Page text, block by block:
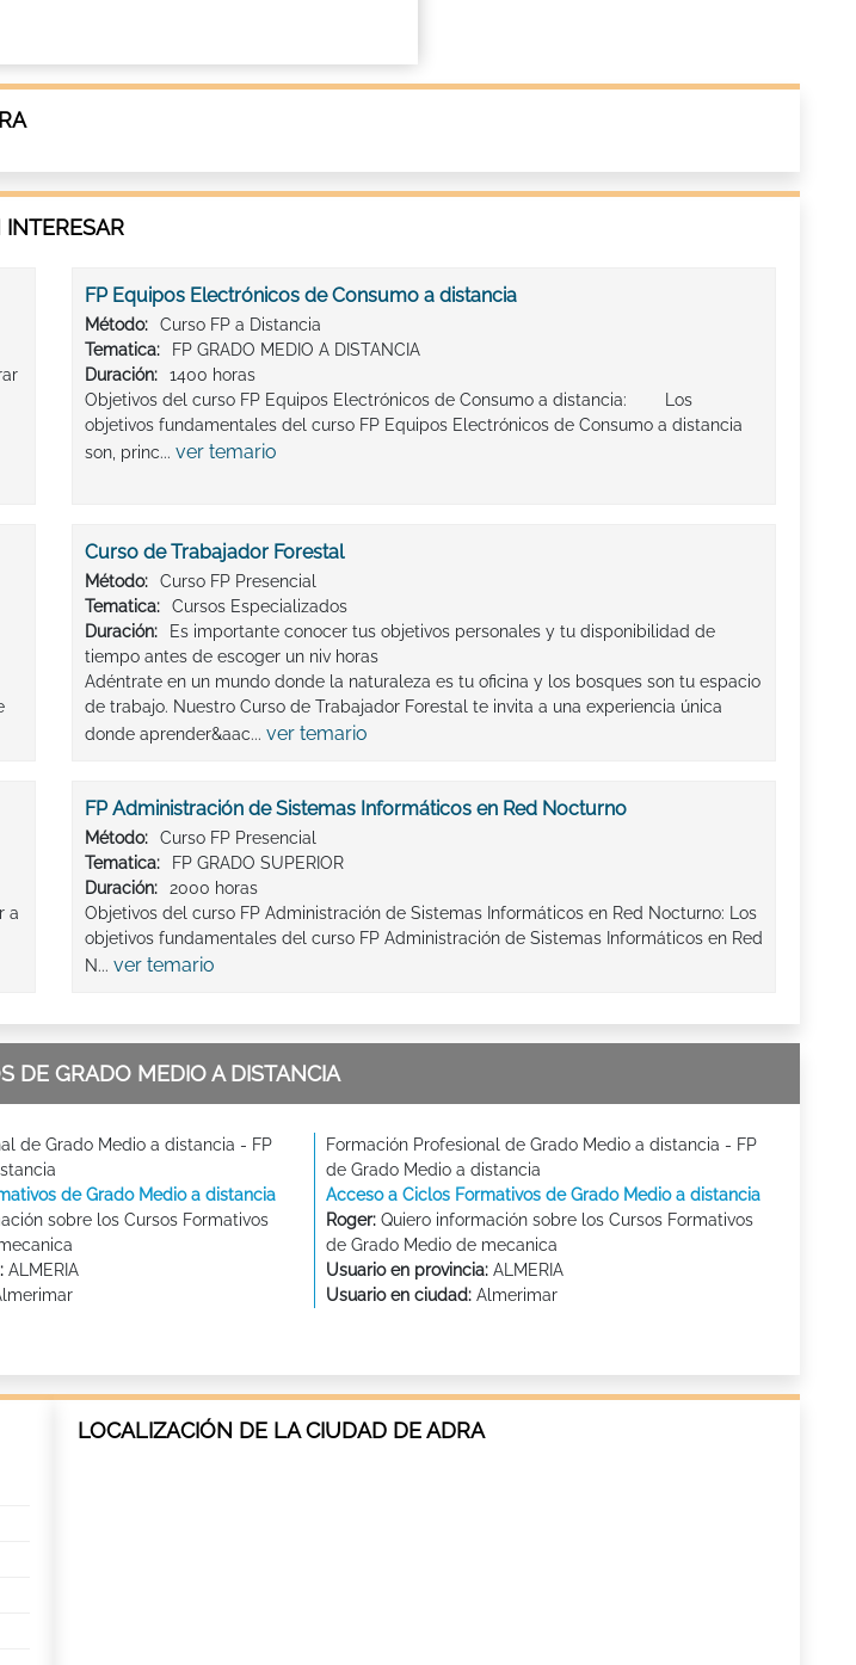
FP Equipos Electrónicos de Consumo a distancia
Método:
Curso FP a Distancia
Tematica:
FP GRADO MEDIO A DISTANCIA
Duración:
1400 horas
Objetivos del curso FP Equipos Electrónicos de Consumo a distancia: Los
objetivos fundamentales del curso FP Equipos Electrónicos de Consumo a distancia
son, princ... ver temario
Curso de Trabajador Forestal
Método:
Curso FP Presencial
Tematica:
Cursos Especializados
Duración:
Es importante conocer tus objetivos personales y tu disponibilidad de
tiempo antes de escoger un niv horas
Adéntrate en un mundo donde la naturaleza es tu oficina y los bosques son tu espacio
de trabajo. Nuestro Curso de Trabajador Forestal te invita a una experiencia única
donde aprender&aac... ver temario
a
FP Administración de Sistemas Informáticos en Red Nocturno
Método:
Curso FP Presencial
Tematica:
FP GRADO SUPERIOR
Duración:
2000 horas
Objetivos del curso FP Administración de Sistemas Informáticos en Red Nocturno: Los
objetivos fundamentales del curso FP Administración de Sistemas Informáticos en Red
N... ver temario
DE GRADO MEDIO A DISTANCIA
de Grado Medio a distancia - FP
de Grado Medio a distancia
sobre los Cursos Formativos
ALMERIA
Formación Profesional de Grado Medio a distancia - FP
de Grado Medio a distancia
Acceso a Ciclos Formativos de Grado Medio a distancia
Roger: Quiero información sobre los Cursos Formativos
de Grado Medio de mecanica
Usuario en provincia: ALMERIA
Usuario en ciudad: Almerimar
LOCALIZACIÓN DE LA CIUDAD DE ADRA